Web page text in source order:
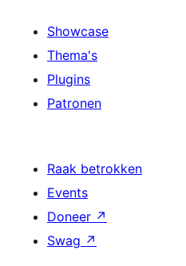
Showcase
Thema's
Plugins
Patronen
Raak betrokken
Events
Doneer ↗
Swag ↗